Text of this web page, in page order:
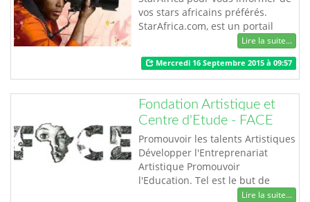
vos stars africains préférés.
StarAfrica.com, est un portail
Orange, qui soutient les talents
africains tels que: les
footballeurs, les musiciens, les
entrepreneurs, les sportifs et les
éducateurs. De la Côte d'Ivoire au
Kenya en passant par la Tunisie
le Togo ou la RDC, StarAfrica.com
n'o…
Lire la suite...
Mercredi 16 Septembre 2015 à 09:57
Fondation Artistique et
Centre d'Etude - FACE
Promouvoir les talents Artistiques
Développer l'Entreprenariat
Artistique Promouvoir
l'Education. Tel est le but de
Lire la suite...